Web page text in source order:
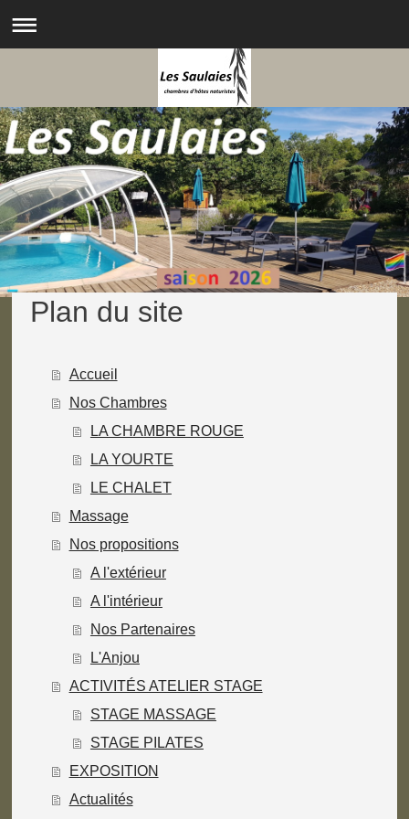
Plan du site
Accueil
Nos Chambres
LA CHAMBRE ROUGE
LA YOURTE
LE CHALET
Massage
Nos propositions
A l'extérieur
A l'intérieur
Nos Partenaires
L'Anjou
ACTIVITÉS ATELIER STAGE
STAGE MASSAGE
STAGE PILATES
EXPOSITION
Actualités